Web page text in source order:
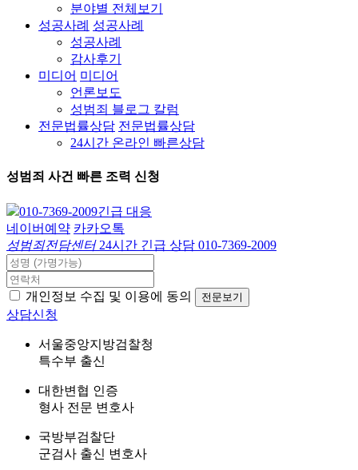
분야별 전체보기
성공사례 성공사례
성공사례
감사후기
미디어 미디어
언론보도
성범죄 블로그 칼럼
전문법률상담 전문법률상담
24시간 온라인 빠른상담
성범죄 사건 빠른 조력 신청
010-7369-2009긴급 대응
네이버예약 카카오톡
성범죄전담센터 24시간 긴급 상담 010-7369-2009
개인정보 수집 및 이용에 동의 전문보기
상담신청
서울중앙지방검찰청
특수부 출신
대한변협 인증
형사 전문 변호사
국방부검찰단
군검사 출신 변호사